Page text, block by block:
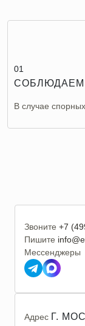
01
СОБЛЮДАЕМ
В случае
Звоните +7
Пишите
Мессенджеры
Адрес Г.